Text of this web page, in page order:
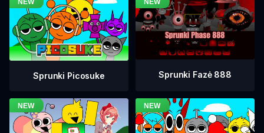
Sprunki Picosuke Sprunki Fazė 888